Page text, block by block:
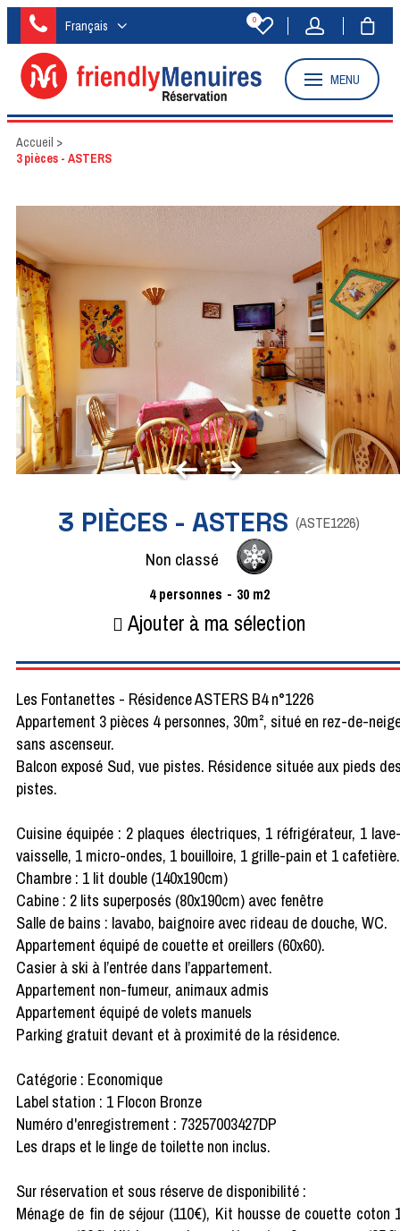
Français 0
MENU
Accueil >
3 pièces - ASTERS
3 PIÈCES - ASTERS (ASTE1226)
Non classé
4 personnes 30 m2
Ajouter à ma sélection
Les Fontanettes - Résidence ASTERS B4 n°1226
Appartement 3 pièces 4 personnes, 30m², situé en rez-de-
sans ascenseur.
Balcon exposé Sud, vue pistes. Résidence située aux pieds
pistes.
Cuisine équipée : 2 plaques électriques, 1 réfrigérateur, 1
vaisselle, 1 micro-ondes, 1 bouilloire, 1 grille-pain et 1 cafetière.
Chambre : 1 lit double (140x190cm)
Cabine : 2 lits superposés (80x190cm) avec fenêtre
Salle de bains : lavabo, baignoire avec rideau de douche, WC.
Appartement équipé de couette et oreillers (60x60).
Casier à ski à l’entrée dans l’appartement.
Appartement non-fumeur, animaux admis
Appartement équipé de volets manuels
Parking gratuit devant et à proximité de la résidence.
Catégorie : Economique
Label station : 1 Flocon Bronze
Numéro d'enregistrement : 73257003427DP
Les draps et le linge de toilette non inclus.
Sur réservation et sous réserve de disponibilité :
Ménage de fin de séjour (110€), Kit housse de couette coton